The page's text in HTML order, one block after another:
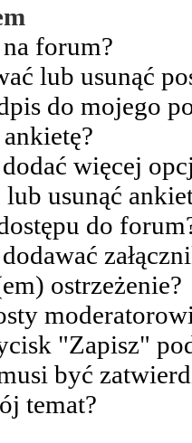
forum?
lub usunąć
do mojego
więcej
usunąć
do
ostrzeżenie?
"Zapisz"
być
temat?